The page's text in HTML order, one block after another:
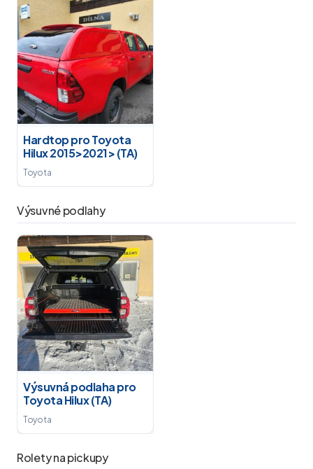
Hardtop pro Toyota
Hilux 2015>2021> (TA)
Toyota
Výsuvné podlahy
Výsuvná podlaha pro
Toyota Hilux (TA)
Toyota
Rolety na pickupy